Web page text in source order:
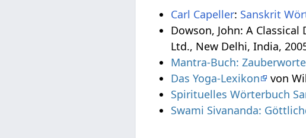
Carl Capeller: Sanskrit
Dowson, John: A
Ltd., New Delhi, India,
Mantra-Buch:
Das Yoga-Lexikon
von
Spirituelles Wörterbuch
Swami Sivananda: